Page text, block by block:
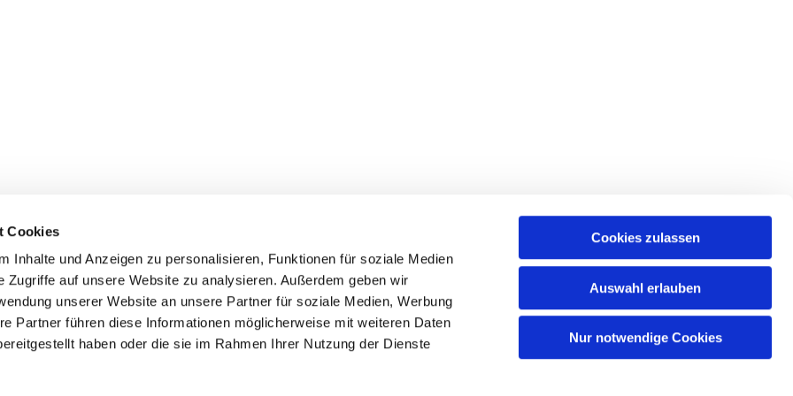
Cookies
Inhalte und Anzeigen zu personalisieren, Funktionen für soziale Medien
Zugriffe auf unsere Website zu analysieren. Außerdem geben wir
unserer Website an unsere Partner für soziale Medien, Werbung
Partner führen diese Informationen möglicherweise mit weiteren Daten
haben oder die sie im Rahmen Ihrer Nutzung der Dienste
Cookies zulassen
Auswahl erlauben
Nur notwendige Cookies
Pfarrei St. Bernhard Stralsund/Rügen/Demmin • Frankenstr. 39 • 18439 Stralsund
Hinweisgebersystem